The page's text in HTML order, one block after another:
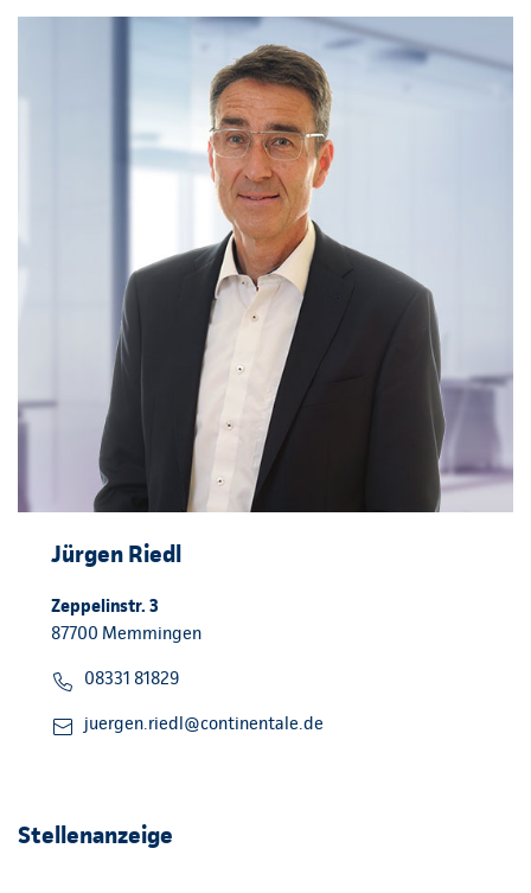
Jürgen Riedl
Zeppelinstr. 3
87700 Memmingen
08331 81829
juergen.riedl@continentale.de
Stellenanzeige